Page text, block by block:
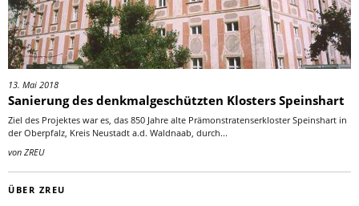
13. Mai 2018
Sanierung des denkmalgeschützten Klosters Speinshart
Ziel des Projektes war es, das 850 Jahre alte Prämonstratenserkloster Speinshart in
der Oberpfalz, Kreis Neustadt a.d. Waldnaab, durch...
von ZREU
ÜBER ZREU